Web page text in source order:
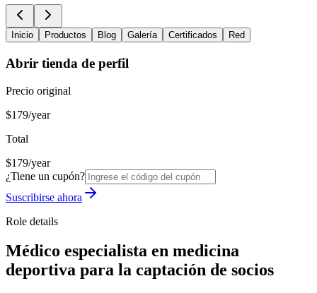
Inicio Productos Blog Galería Certificados Red
Abrir tienda de perfil
Precio original
$179/year
Total
$179/year
¿Tiene un cupón?
Suscribirse ahora
Role details
Médico especialista en medicina
deportiva para la captación de socios